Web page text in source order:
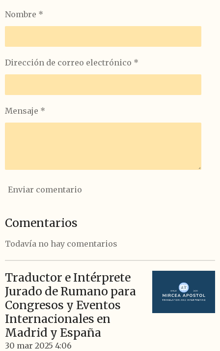
t
t
Nombre *
Dirección de correo electrónico *
Mensaje *
Enviar comentario
Comentarios
Todavía no hay comentarios
Traductor e Intérprete
Jurado de Rumano para
Congresos y Eventos
Internacionales en
Madrid y España
30 mar 2025 4:06